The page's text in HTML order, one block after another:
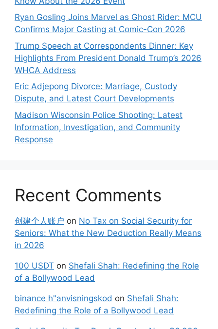
Ryan Gosling Joins Marvel as Ghost Rider: MCU
Confirms Major Casting at Comic-Con 2026
Trump Speech at Correspondents Dinner: Key
Highlights From President Donald Trump’s 2026
WHCA Address
Eric Adjepong Divorce: Marriage, Custody
Dispute, and Latest Court Developments
Madison Wisconsin Police Shooting: Latest
Information, Investigation, and Community
Response
Recent Comments
创建个人账户 on No Tax on Social Security for
Seniors: What the New Deduction Really Means
in 2026
100 USDT on Shefali Shah: Redefining the Role
of a Bollywood Lead
binance h"anvisningskod on Shefali Shah:
Redefining the Role of a Bollywood Lead